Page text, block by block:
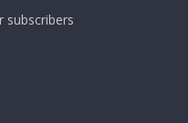
subscribers